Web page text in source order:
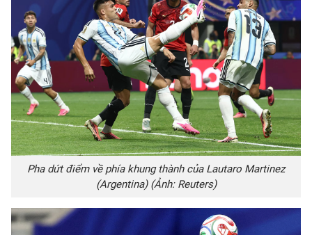
Pha dứt điểm về phía khung thành của Lautaro Martinez
(Argentina) (Ảnh: Reuters)